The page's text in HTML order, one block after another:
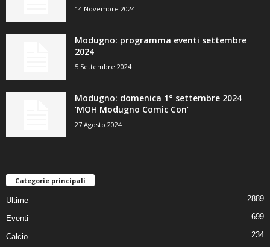
14 Novembre 2024
Modugno: programma eventi settembre
2024
5 Settembre 2024
Modugno: domenica 1° settembre 2024
‘MOH Modugno Comic Con’
27 Agosto 2024
Categorie principali
Ultime 2889
Eventi 699
Calcio 234